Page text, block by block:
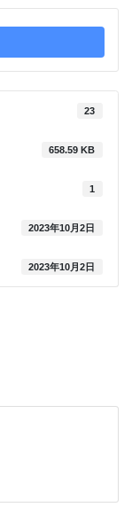
23
658.59 KB
1
2023年10月2日
2023年10月2日